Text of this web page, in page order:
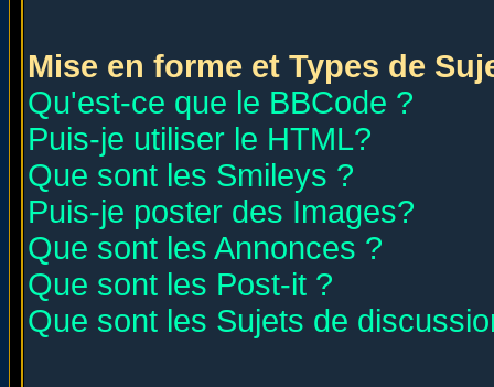
Mise en forme et Types de
Qu'est-ce que le BBCode ?
Puis-je utiliser le HTML?
Que sont les Smileys ?
Puis-je poster des Images?
Que sont les Annonces ?
Que sont les Post-it ?
Que sont les Sujets de